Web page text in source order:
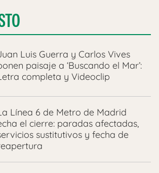
Luis Guerra y Carlos Vives
paisaje a ‘Buscando el Mar’:
completa y Videoclip
Línea 6 de Metro de Madrid
el cierre: paradas afectadas,
sustitutivos y fecha de